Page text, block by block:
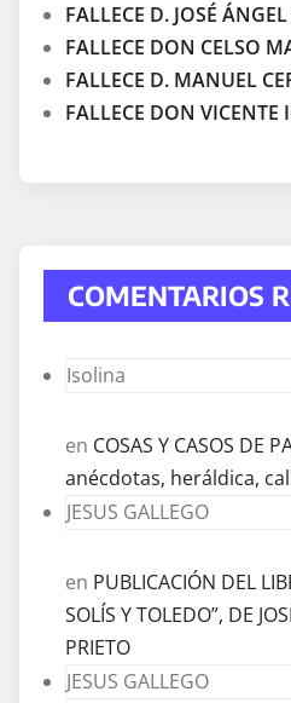
FALLECE D. JOSÉ
FALLECE DON CELSO
FALLECE D. MANUEL
FALLECE DON VICENTE
COMENTARIOS
Isolina
en COSAS Y CASOS DE
anécdotas, heráldica,
JESUS GALLEGO
en PUBLICACIÓN DEL
SOLÍS Y TOLEDO”, DE
PRIETO
JESUS GALLEGO